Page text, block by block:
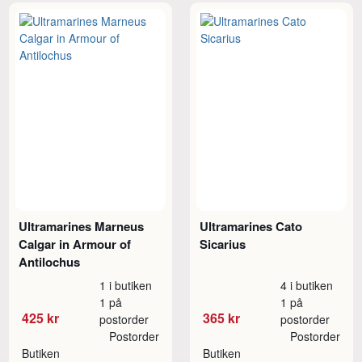
Ultramarines Marneus
Calgar in Armour of
Antilochus
425 kr
1 i butiken
1 på
postorder
Butiken
Postorder
Ultramarines Cato
Sicarius
365 kr
4 i butiken
1 på
postorder
Butiken
Postorder